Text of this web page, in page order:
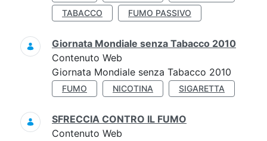
TABACCO
FUMO PASSIVO
Giornata Mondiale senza Tabacco 2010
Contenuto Web
Giornata Mondiale senza Tabacco 2010
FUMO NICOTINA SIGARETTA
SFRECCIA CONTRO IL FUMO
Contenuto Web